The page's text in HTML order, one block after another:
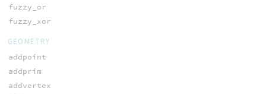
fuzzy_or
fuzzy_xor
GEOMETRY
addpoint
addprim
addvertex